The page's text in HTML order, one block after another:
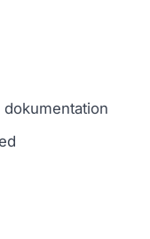
dokumentation